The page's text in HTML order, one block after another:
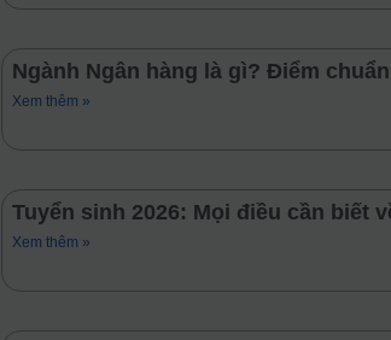
Ngành Ngân hàng là gì? Điểm
Xem thêm »
Tuyển sinh 2026: Mọi điều cần biết
Xem thêm »